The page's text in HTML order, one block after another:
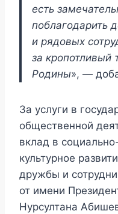
есть
поблагодарить
и рядовых
за кропотливый
Родины», —
За услуги в
общественной
вклад в
культурное
дружбы и
от имени
Нурсултана